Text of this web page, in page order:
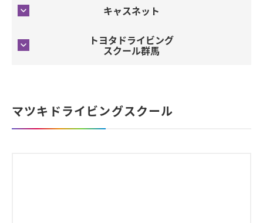
キャスネット
トヨタドライビング
スクール群馬
マツキドライビングスクール